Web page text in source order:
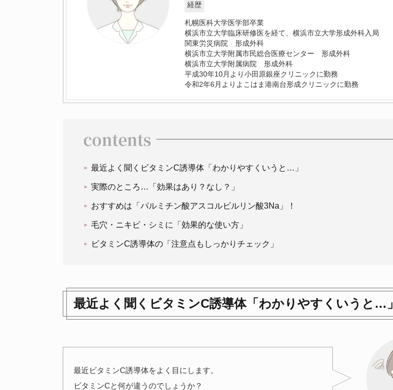
経歴
札幌医科大学医学部卒業
横浜市立大学臨床研修医を経て、横浜市立大学形成外科入局
関東労災病院 形成外科
横浜市立大学附属市民総合医療センター 形成外科
横浜市立大学附属病院 形成外科
平成30年10月より小田原銀座クリニックに勤務
令和2年6月よりよこはま港南台形成クリニックに勤務
contents
最近よく聞くビタミンC誘導体「わかりやすくいうと…」
実際のところ…「効果はあり？なし？」
おすすめは「パルミチン酸アスコルビルリン酸3Na」！
毛穴・ニキビ・シミに「効果的な使い方」
ビタミンC誘導体の「注意点もしっかりチェック」
最近よく聞くビタミンC誘導体「わかりやすくいうと…」
最近ビタミンC誘導体をよく目にします。
ビタミンCと何が違うのでしょうか？